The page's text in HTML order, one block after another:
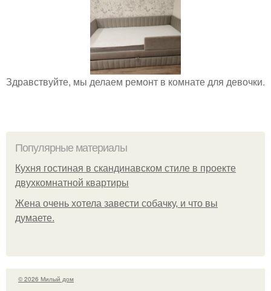
Здравствуйте, мы делаем ремонт в комнате для девочки.
Популярные материалы
Кухня гостиная в скандинавском стиле в проекте
двухкомнатной квартиры
Жена очень хотела завести собачку, и что вы
думаете.
© 2026 Милый дом